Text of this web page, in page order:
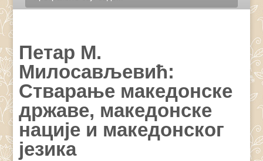
Петар М.
Милосављевић:
Стварање македонске
државе, македонске
нације и македонског
језика